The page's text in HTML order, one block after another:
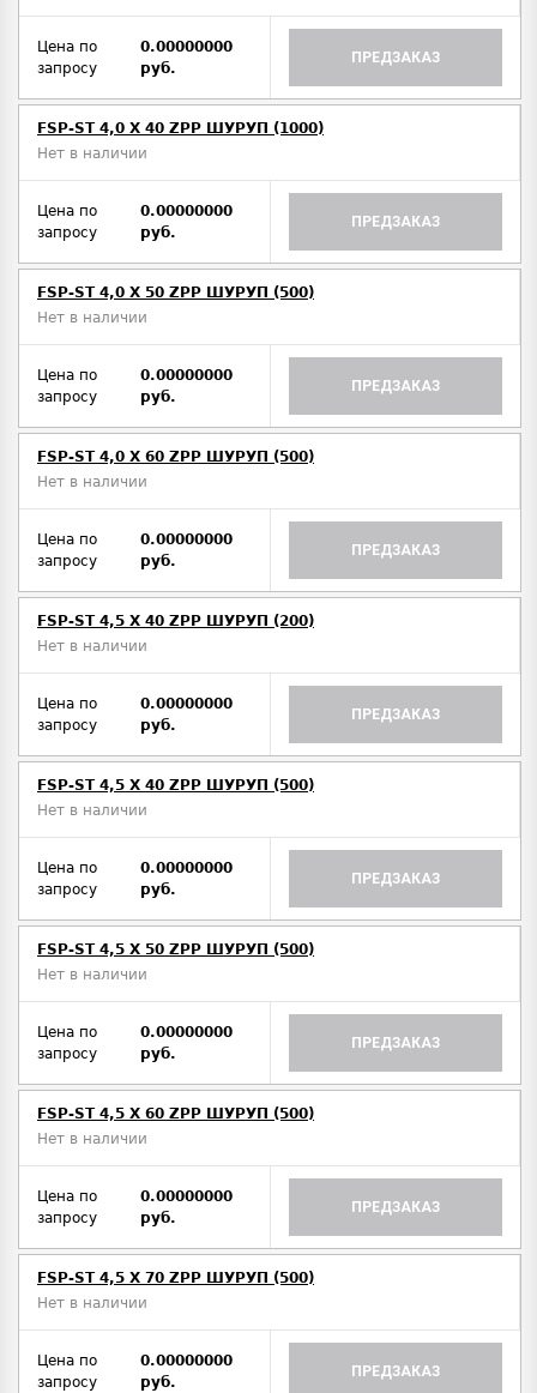
Цена по
запросу
0.00000000
руб.
ПРЕДЗАКАЗ
FSP-ST 4,0 X 40 ZPP ШУРУП (1000)
Нет в наличии
Цена по
запросу
0.00000000
руб.
ПРЕДЗАКАЗ
FSP-ST 4,0 X 50 ZPP ШУРУП (500)
Нет в наличии
Цена по
запросу
0.00000000
руб.
ПРЕДЗАКАЗ
FSP-ST 4,0 X 60 ZPP ШУРУП (500)
Нет в наличии
Цена по
запросу
0.00000000
руб.
ПРЕДЗАКАЗ
FSP-ST 4,5 X 40 ZPP ШУРУП (200)
Нет в наличии
Цена по
запросу
0.00000000
руб.
ПРЕДЗАКАЗ
FSP-ST 4,5 X 40 ZPP ШУРУП (500)
Нет в наличии
Цена по
запросу
0.00000000
руб.
ПРЕДЗАКАЗ
FSP-ST 4,5 X 50 ZPP ШУРУП (500)
Нет в наличии
Цена по
запросу
0.00000000
руб.
ПРЕДЗАКАЗ
FSP-ST 4,5 X 60 ZPP ШУРУП (500)
Нет в наличии
Цена по
запросу
0.00000000
руб.
ПРЕДЗАКАЗ
FSP-ST 4,5 X 70 ZPP ШУРУП (500)
Нет в наличии
Цена по
запросу
0.00000000
руб.
ПРЕДЗАКАЗ